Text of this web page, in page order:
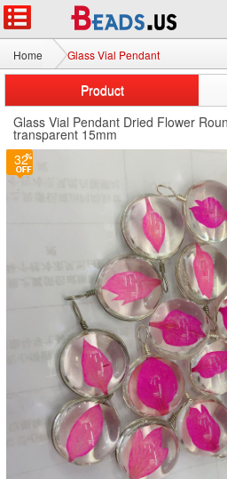
Home Glass Vial Pendant
Product
Glass Vial Pendant Dried Flower
transparent 15mm